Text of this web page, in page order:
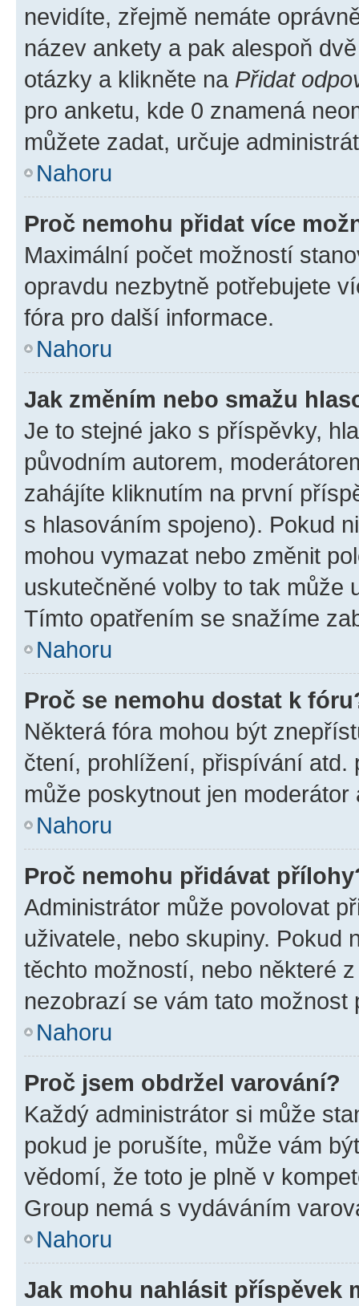
nevidíte, zřejmě nemáte
název ankety a pak alespoň
otázky a klikněte na Přidat
pro anketu, kde 0 znamená
můžete zadat, určuje
Nahoru
Proč nemohu přidat více
Maximální počet možností
opravdu nezbytně potřebujete
fóra pro další informace.
Nahoru
Jak změním nebo smažu
Je to stejné jako s příspěvky,
původním autorem,
zahájíte kliknutím na první
s hlasováním spojeno). Pokud
mohou vymazat nebo změnit
uskutečněné volby to tak může
Tímto opatřením se snažíme
Nahoru
Proč se nemohu dostat k
Některá fóra mohou být
čtení, prohlížení, přispívání atd.
může poskytnout jen
Nahoru
Proč nemohu přidávat
Administrátor může povolovat
uživatele, nebo skupiny. Pokud
těchto možností, nebo některé
nezobrazí se vám tato
Nahoru
Proč jsem obdržel varování?
Každý administrátor si může
pokud je porušíte, může vám
vědomí, že toto je plně v
Group nemá s vydáváním
Nahoru
Jak mohu nahlásit příspěvek